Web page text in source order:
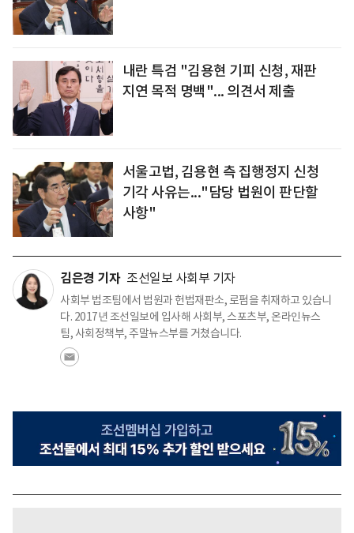
내란 특검 "김용현 기피 신청, 재판
지연 목적 명백"... 의견서 제출
서울고법, 김용현 측 집행정지 신청
기각 사유는..."담당 법원이 판단할
사항"
김은경 기자 조선일보 사회부 기자
사회부 법조팀에서 법원과 헌법재판소, 로펌을 취재하고 있습니
다. 2017년 조선일보에 입사해 사회부, 스포츠부, 온라인뉴스
팀, 사회정책부, 주말뉴스부를 거쳤습니다.